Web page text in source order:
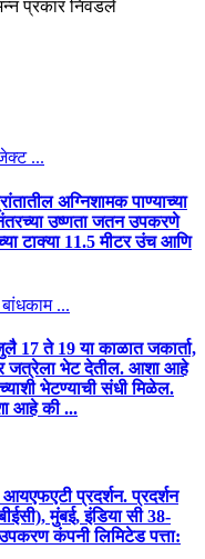
प्रकार निवडले
...
अग्निशामक पाण्याच्या
उष्णता जतन उपकरणे
टाक्या 11.5 मीटर उंच आणि
...
17 ते 19 या काळात जकार्ता,
जत्रेला भेट देतील. आशा आहे
भेटण्याची संधी मिळेल.
आहे की ...
प्रदर्शन. प्रदर्शन
मुंबई, इंडिया सी 38-
कंपनी लिमिटेड पत्ता: